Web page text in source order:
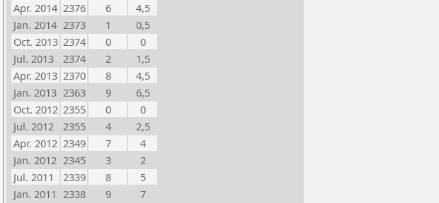
Apr. 2014 2376 6
4,5
Jan. 2014 2373 1
0,5
Oct. 2013 2374 0
0
Jul. 2013
2374 2
1,5
Apr. 2013 2370 8
4,5
Jan. 2013 2363 9
6,5
Oct. 2012 2355 0
0
Jul. 2012
2355 4
2,5
Apr. 2012 2349 7
4
Jan. 2012 2345 3
2
Jul. 2011
2339 8
5
Jan. 2011 2338 9
7